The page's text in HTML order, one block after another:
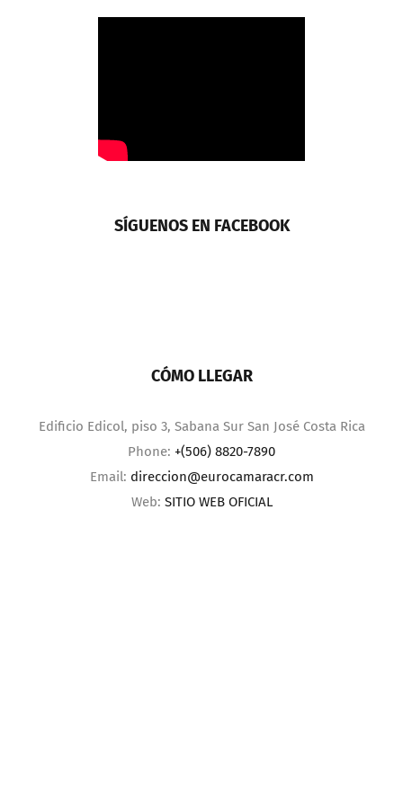
SÍGUENOS EN FACEBOOK
CÓMO LLEGAR
Edificio Edicol, piso 3, Sabana Sur San José Costa Rica
Phone: +(506) 8820-7890
Email: direccion@eurocamaracr.com
Web: SITIO WEB OFICIAL